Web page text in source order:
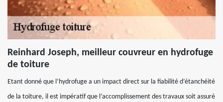
Reinhard Joseph, meilleur couvreur en hydrofuge
de toiture
Etant donné que l’hydrofuge a un impact direct sur la fiabilité d’étanchéité
de la toiture, il est impératif que l’accomplissement des travaux soit assuré